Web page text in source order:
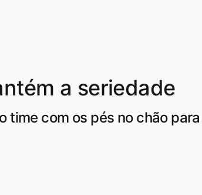
a seriedade
time com os pés no chão